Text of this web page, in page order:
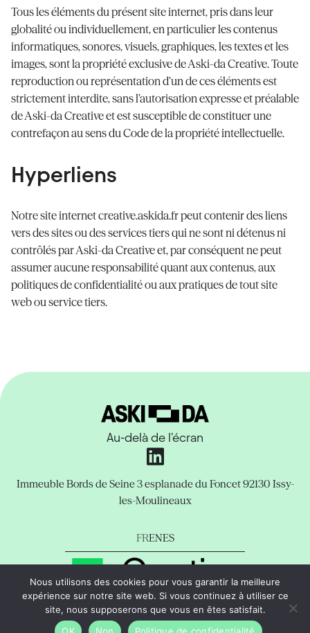
Tous les éléments du présent site internet, pris dans leur
globalité ou individuellement, en particulier les contenus
informatiques, sonores, visuels, graphiques, les textes et les
images, sont la propriété exclusive de Aski-da Creative. Toute
reproduction ou représentation d’un de ces éléments est
strictement interdite, sans l’autorisation expresse et préalable
de Aski-da Creative et est susceptible de constituer une
contrefaçon au sens du Code de la propriété intellectuelle.
Hyperliens
Notre site internet creative.askida.fr peut contenir des liens
vers des sites ou des services tiers qui ne sont ni détenus ni
contrôlés par Aski-da Creative et, par conséquent ne peut
assumer aucune responsabilité quant aux contenus, aux
politiques de confidentialité ou aux pratiques de tout site
web ou service tiers.
Au-delà de l'écran
Immeuble Bords de Seine3 esplanade du Foncet92130 Issy-
les-Moulineaux
FRENES
Mentions LégalesPolitique de confidentialitéSupport
copyright © Aski-da Tous droits réservés.
Nous utilisons des cookies pour vous garantir la meilleure
expérience sur notre site web. Si vous continuez à utiliser ce
site, nous supposerons que vous en êtes satisfait.
OK
Non Politique de confidentialité